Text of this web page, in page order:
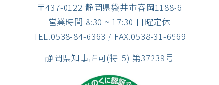
〒437-0122 静岡県袋井市春岡1188-6
営業時間 8:30 ~ 17:30 日曜定休
TEL.0538-84-6363 / FAX.0538-31-6969
静岡県知事許可(特-5) 第37239号